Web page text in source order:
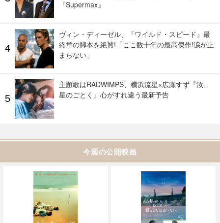
『Supermax』
ヴィン・ディーゼル、『ワイルド・スピード』最
終章の脚本を絶賛!「ここ数十年の最高傑作!涙が止
まらない」
主題歌はRADWIMPS、横浜流星×広瀬すず『汝、
星のごとく』心がすれ違う最新予告
今週の公開映画